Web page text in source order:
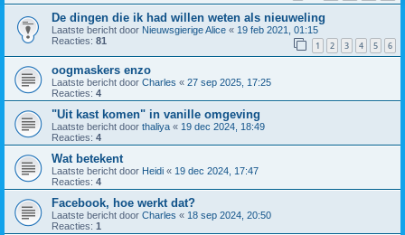
De dingen die ik had willen weten als nieuweling
Laatste bericht door Nieuwsgierige Alice « 19 feb 2021, 01:15
Reacties: 81 1 2 3 4 5 6
oogmaskers enzo
Laatste bericht door Charles « 27 sep 2025, 17:25
Reacties: 4
"Uit kast komen" in vanille omgeving
Laatste bericht door thaliya « 19 dec 2024, 18:49
Reacties: 4
Wat betekent
Laatste bericht door Heidi « 19 dec 2024, 17:47
Reacties: 4
Facebook, hoe werkt dat?
Laatste bericht door Charles « 18 sep 2024, 20:50
Reacties: 1